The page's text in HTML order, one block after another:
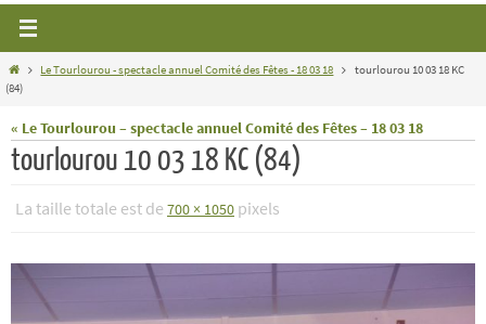
HomeLe Tourlourou - spectacle annuel Comité des Fêtes - 18 03 18
tourlourou 10 03 18 KC
(84)
« Le Tourlourou – spectacle annuel Comité des Fêtes – 18 03 18
tourlourou 10 03 18 KC (84)
La taille totale est de 700 × 1050 pixels